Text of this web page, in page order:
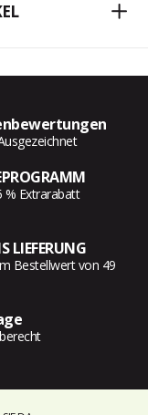
% Extrarabatt
LIEFERUNG
Bestellwert von 49